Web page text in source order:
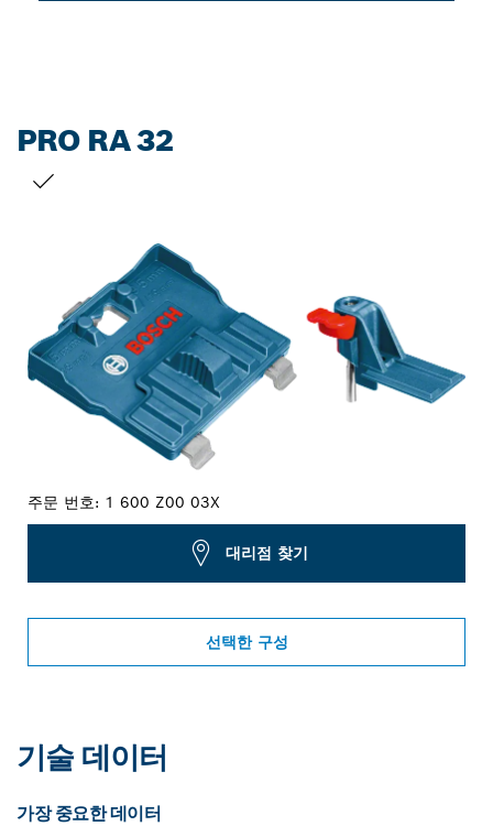
PRO RA 32
주문 번호: 1 600 Z00 03X
대리점 찾기
선택한 구성
기술 데이터
가장 중요한 데이터